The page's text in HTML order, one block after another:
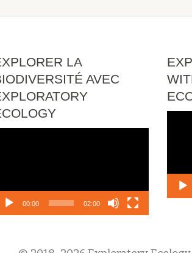
LA
AVEC
00:00 02:00